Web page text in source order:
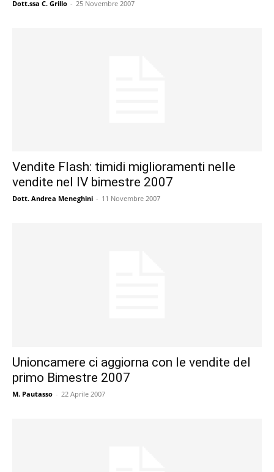
Dott.ssa C. Grillo - 25 Novembre 2007
Vendite Flash: timidi miglioramenti nelle
vendite nel IV bimestre 2007
Dott. Andrea Meneghini - 11 Novembre 2007
Unioncamere ci aggiorna con le vendite del
primo Bimestre 2007
M. Pautasso - 22 Aprile 2007